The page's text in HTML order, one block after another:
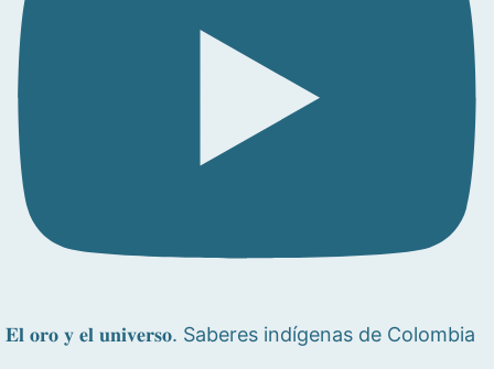
𝐄𝐥 𝐨𝐫𝐨 𝐲 𝐞𝐥 𝐮𝐧𝐢𝐯𝐞𝐫𝐬𝐨. Saberes indígenas de Colombia